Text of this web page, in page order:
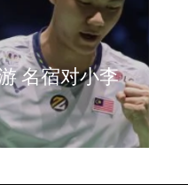
繁袁悦会师4
门票